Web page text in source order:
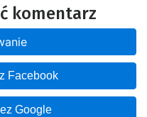
komentarz
Facebook
Google